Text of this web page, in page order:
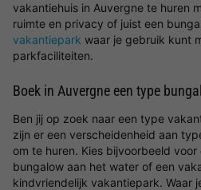
vakantiehuis in Auvergne te huren
ruimte en privacy of juist een
vakantiepark waar je gebruik kunt
parkfaciliteiten.
Boek in Auvergne een type
Ben jij op zoek naar een type
zijn er een verscheidenheid aan
om te huren. Kies bijvoorbeeld
bungalow aan het water of een
kindvriendelijk vakantiepark. Waar